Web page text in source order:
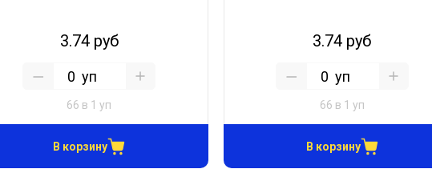
3.74 руб
уп
66 в 1 уп
В корзину
3.74 руб
уп
66 в 1 уп
В корзину